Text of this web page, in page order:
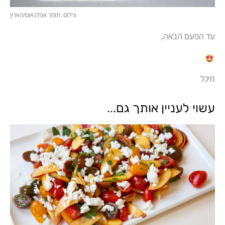
צילום :תומר אפלבאום/הארץ
עד הפעם הבאה,
מיכל
עשוי לעניין אותך גם...